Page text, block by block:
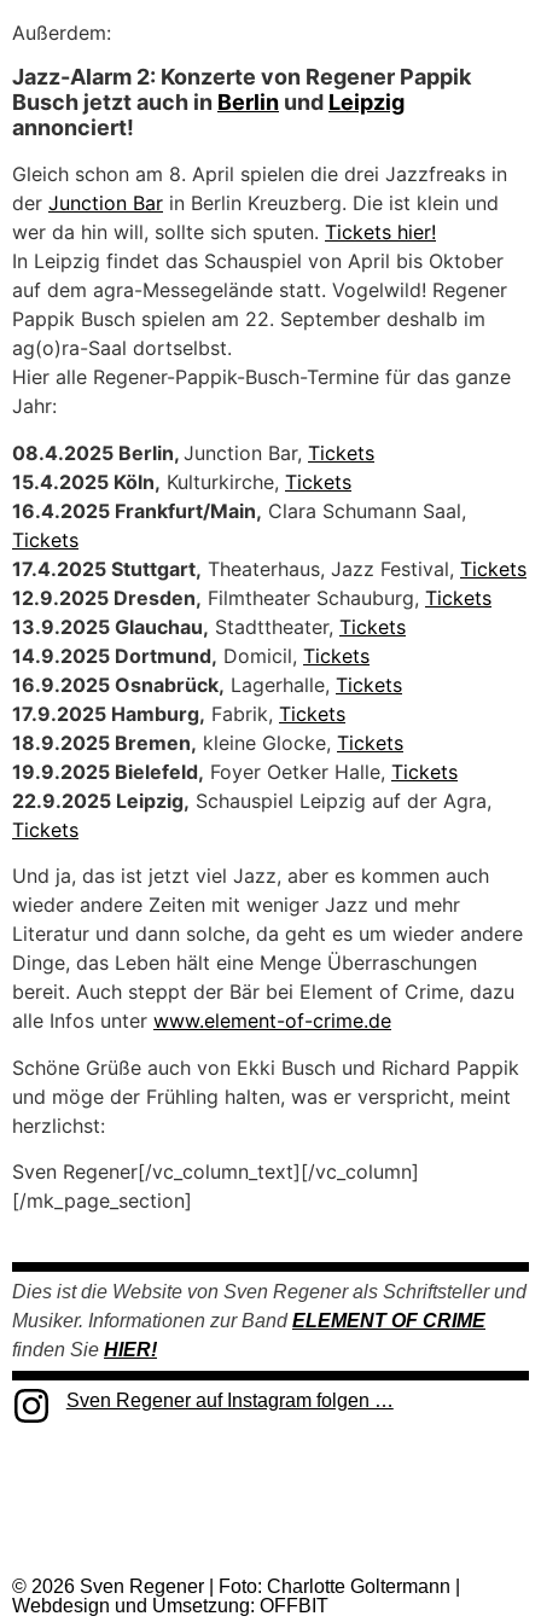
Außerdem:
Jazz-Alarm 2: Konzerte von Regener Pappik
Busch jetzt auch in Berlin und Leipzig
annonciert!
Gleich schon am 8. April spielen die drei Jazzfreaks in
der Junction Bar in Berlin Kreuzberg. Die ist klein und
wer da hin will, sollte sich sputen. Tickets hier!
In Leipzig findet das Schauspiel von April bis Oktober
auf dem agra-Messegelände statt. Vogelwild! Regener
Pappik Busch spielen am 22. September deshalb im
ag(o)ra-Saal dortselbst.
Hier alle Regener-Pappik-Busch-Termine für das ganze
Jahr:
08.4.2025 Berlin, Junction Bar, Tickets
15.4.2025 Köln, Kulturkirche, Tickets
16.4.2025 Frankfurt/Main, Clara Schumann Saal,
Tickets
17.4.2025 Stuttgart, Theaterhaus, Jazz Festival, Tickets
12.9.2025 Dresden, Filmtheater Schauburg, Tickets
13.9.2025 Glauchau, Stadttheater, Tickets
14.9.2025 Dortmund, Domicil, Tickets
16.9.2025 Osnabrück, Lagerhalle, Tickets
17.9.2025 Hamburg, Fabrik, Tickets
18.9.2025 Bremen, kleine Glocke, Tickets
19.9.2025 Bielefeld, Foyer Oetker Halle, Tickets
22.9.2025 Leipzig, Schauspiel Leipzig auf der Agra,
Tickets
Und ja, das ist jetzt viel Jazz, aber es kommen auch
wieder andere Zeiten mit weniger Jazz und mehr
Literatur und dann solche, da geht es um wieder andere
Dinge, das Leben hält eine Menge Überraschungen
bereit. Auch steppt der Bär bei Element of Crime, dazu
alle Infos unter www.element-of-crime.de
Schöne Grüße auch von Ekki Busch und Richard Pappik
und möge der Frühling halten, was er verspricht, meint
herzlichst:
Sven Regener[/vc_column_text][/vc_column]
[/mk_page_section]
Dies ist die Website von Sven Regener als Schriftsteller und
Musiker. Informationen zur BandELEMENT OF CRIME
finden Sie HIER!
Sven Regener auf Instagram folgen …
© 2026 Sven Regener | Foto: Charlotte Goltermann |
Webdesign und Umsetzung: OFFBIT